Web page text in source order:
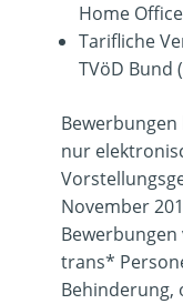
Home
Tarifliche
TVöD Bund
nur
November
trans*
Behinderung,